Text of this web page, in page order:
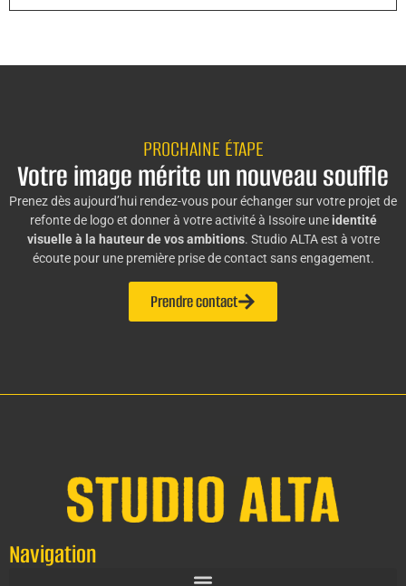
PROCHAINE ÉTAPE
Votre image mérite un nouveau souffle
Prenez dès aujourd’hui rendez-vous pour échanger sur votre projet de
refonte de logo et donner à votre activité à Issoire une identité
visuelle à la hauteur de vos ambitions. Studio ALTA est à votre
écoute pour une première prise de contact sans engagement.
Prendre contact
Navigation